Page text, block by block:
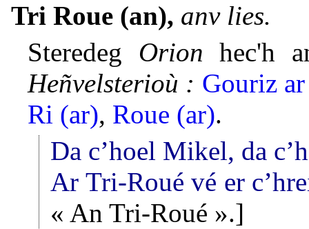
Tri Roue (an), anv lies.
Steredeg Orion hec'h
Heñvelsterioù : Gouriz
Ri (ar), Roue (ar).
Da c’hoel Mikel, da
Ar Tri-Roué vé er
« An Tri-Roué ».]